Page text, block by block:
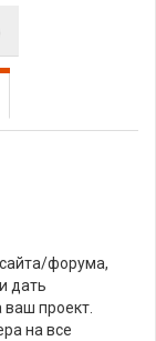
форума,
дать
проект.
на все